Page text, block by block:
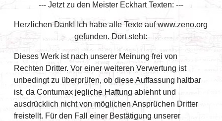
--- Jetzt zu den Meister Eckhart Texten: ---
Herzlichen Dank! Ich habe alle Texte auf www.zeno.org
gefunden. Dort steht:
Dieses Werk ist nach unserer Meinung frei von
Rechten Dritter. Vor einer weiteren Verwertung ist
unbedingt zu überprüfen, ob diese Auffassung haltbar
ist, da Contumax jegliche Haftung ablehnt und
ausdrücklich nicht von möglichen Ansprüchen Dritter
freistellt. Für den Fall einer Bestätigung unserer